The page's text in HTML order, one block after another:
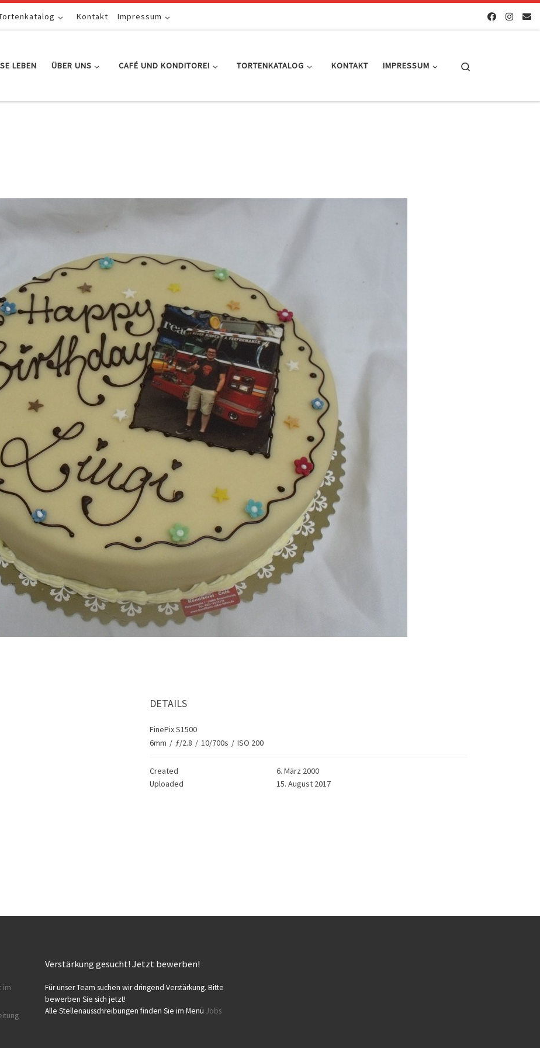
Kontakt Impressum
LEBEN ÜBER UNS CAFÉ UND KONDITOREI TORTENKATALOG KONTAKT IMPRESSUM
DETAILS
FinePix S1500
6mm / ƒ/2.8 / 10/700s / ISO 200
Created
6. März 2000
Uploaded
15. August 2017
im
Verstärkung gesucht! Jetzt bewerben!
Für unser Team suchen wir dringend Verstärkung. Bitte
bewerben Sie sich jetzt!
Alle Stellenausschreibungen finden Sie im Menü Jobs